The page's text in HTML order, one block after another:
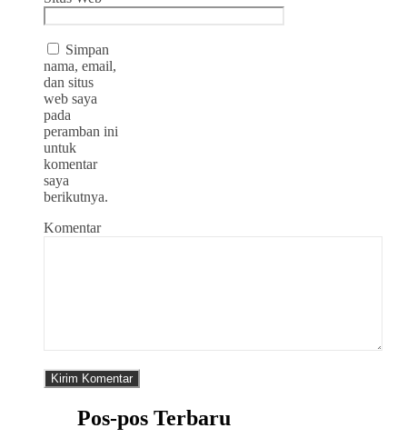
Simpan
nama, email,
dan situs
web saya
pada
peramban ini
untuk
komentar
saya
berikutnya.
Komentar
Pos-pos Terbaru